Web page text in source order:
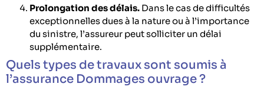
Prolongation des délais. Dans le cas de difficultés
exceptionnelles dues à la nature ou à l’importance
du sinistre, l’assureur peut solliciter un délai
supplémentaire.
Quels types de travaux sont soumis à
l’assurance Dommages ouvrage ?